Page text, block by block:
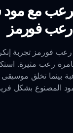
مع مود
رعب فورمز
فورمز تجربة
رعب مثيرة.
بينما تخلق